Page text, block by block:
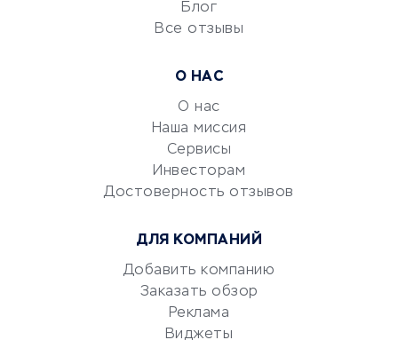
УСЛУГИ ДЛЯ БИЗНЕСА
документооборот
Консалтинговые компании
Аудиторские компании
Бухгалтерия онлайн
Блог
Все отзывы
О НАС
О нас
Наша миссия
Сервисы
Инвесторам
Достоверность отзывов
ДЛЯ КОМПАНИЙ
Добавить компанию
Заказать обзор
Реклама
Виджеты